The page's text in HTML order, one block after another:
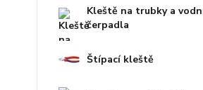
Kleště na trubky a
čerpadla
Štípací kleště